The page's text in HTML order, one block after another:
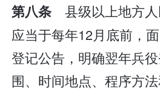
第八条县级以上地方
应当于每年12月底前，
登记公告，明确翌年兵
围、时间地点、程序方法